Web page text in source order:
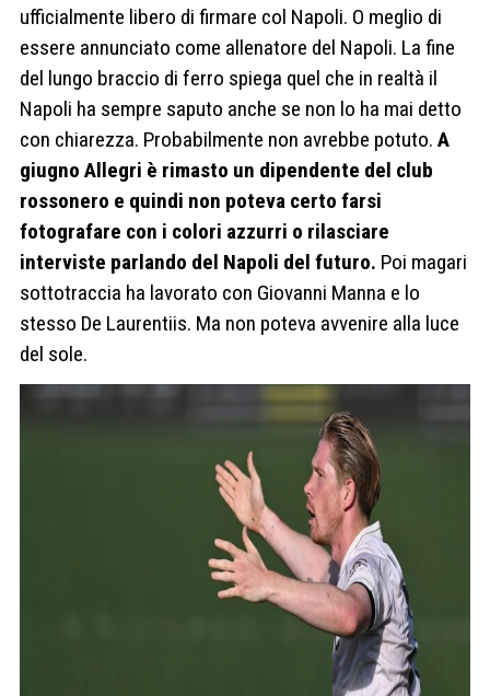
ufficialmente libero di firmare col Napoli. O meglio di
essere annunciato come allenatore del Napoli. La fine
del lungo braccio di ferro spiega quel che in realtà il
Napoli ha sempre saputo anche se non lo ha mai detto
con chiarezza. Probabilmente non avrebbe potuto. A
giugno Allegri è rimasto un dipendente del club
rossonero e quindi non poteva certo farsi
fotografare con i colori azzurri o rilasciare
interviste parlando del Napoli del futuro. Poi magari
sottotraccia ha lavorato con Giovanni Manna e lo
stesso De Laurentiis. Ma non poteva avvenire alla luce
del sole.